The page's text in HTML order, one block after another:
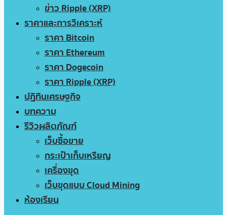
ข่าว Ripple (XRP)
ราคาและการวิเคราะห์
ราคา Bitcoin
ราคา Ethereum
ราคา Dogecoin
ราคา Ripple (XRP)
ปฏิทินเศรษฐกิจ
บทความ
รีวิวผลิตภัณฑ์
เว็บซื้อขาย
กระเป๋าเก็บเหรียญ
เครื่องขุด
เว็บขุดแบบ Cloud Mining
ห้องเรียน